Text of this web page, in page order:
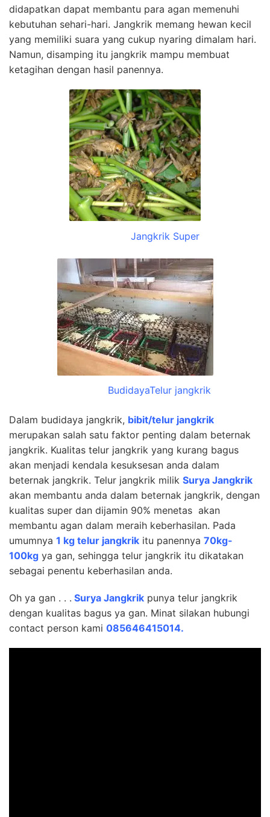
didapatkan dapat membantu para agan memenuhi
kebutuhan sehari-hari. Jangkrik memang hewan kecil
yang memiliki suara yang cukup nyaring dimalam hari.
Namun, disamping itu jangkrik mampu membuat
ketagihan dengan hasil panennya.
Jangkrik Super
BudidayaTelur jangkrik
Dalam budidaya jangkrik, bibit/telur jangkrik
merupakan salah satu faktor penting dalam beternak
jangkrik. Kualitas telur jangkrik yang kurang bagus
akan menjadi kendala kesuksesan anda dalam
beternak jangkrik. Telur jangkrik milik Surya Jangkrik
akan membantu anda dalam beternak jangkrik, dengan
kualitas super dan dijamin 90% menetas akan
membantu agan dalam meraih keberhasilan. Pada
umumnya 1 kg telur jangkrik itu panennya 70kg-
100kg ya gan, sehingga telur jangkrik itu dikatakan
sebagai penentu keberhasilan anda.
Oh ya gan . . . Surya Jangkrik punya telur jangkrik
dengan kualitas bagus ya gan. Minat silakan hubungi
contact person kami 085646415014.